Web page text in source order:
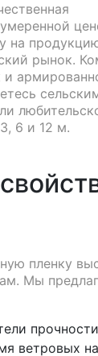
на
рынок.
и
6 и 12 м.
пленку
Мы
ветровых